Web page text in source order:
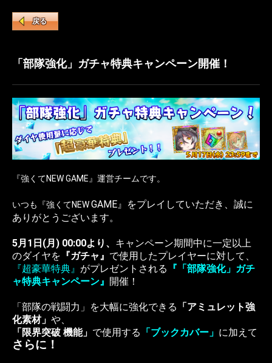
戻る
「部隊強化」ガチャ特典キャンペーン開催！
『強くてNEW GAME』運営チームです。
いつも『強くてNEWGAME』をプレイしていただき、誠に
ありがとうございます。
5月1日(月) 00:00より、 キャンペーン期間中に一定以上
のダイヤを 『ガチャ』 で使用したプレイヤーに対して、
『超豪華特典』 がプレゼントされる 『「部隊強化」ガチ
ャ特典キャンペーン』 開催！
「部隊の戦闘力」を大幅に強化できる 「アミュレット強
化素材」 や、
「限界突破 機能」 で使用する 「ブックカバー」 に加えて
さらに！